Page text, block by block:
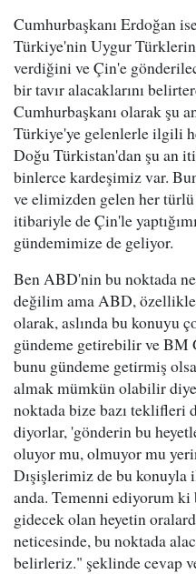
Cumhurbaşkanı Erdoğan
Türkiye'nin Uygur
verdiğini ve Çin'e
bir tavır alacaklarını
Cumhurbaşkanı olarak şu
Türkiye'ye gelenlerle ilgili
Doğu Türkistan'dan şu an
binlerce kardeşimiz var.
ve elimizden gelen her
itibariyle de Çin'le
gündemimize de geliyor.
Ben ABD'nin bu noktada
değilim ama ABD,
olarak, aslında bu konuyu
gündeme getirebilir ve BM
bunu gündeme getirmiş
almak mümkün olabilir
noktada bize bazı teklifleri
diyorlar, 'gönderin bu
oluyor mu, olmuyor mu
Dışişlerimiz de bu
anda. Temenni ediyorum ki
gidecek olan heyetin
neticesinde, bu noktada
belirleriz." şeklinde cevap